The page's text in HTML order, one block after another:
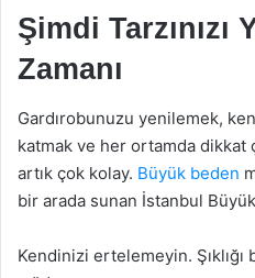
Şimdi Tarzınızı
Zamanı
Gardırobunuzu yenilemek,
katmak ve her ortamda dikkat
artık çok kolay. Büyük beden
bir arada sunan İstanbul
Kendinizi ertelemeyin.